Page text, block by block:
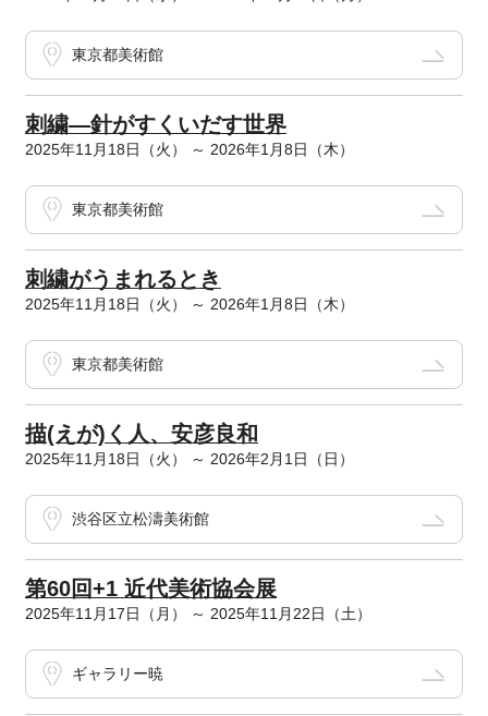
東京都美術館
刺繍―針がすくいだす世界
2025年11月18日（火） ～ 2026年1月8日（木）
東京都美術館
刺繍がうまれるとき
2025年11月18日（火） ～ 2026年1月8日（木）
東京都美術館
描(えが)く人、安彦良和
2025年11月18日（火） ～ 2026年2月1日（日）
渋谷区立松濤美術館
第60回+1 近代美術協会展
2025年11月17日（月） ～ 2025年11月22日（土）
ギャラリー暁